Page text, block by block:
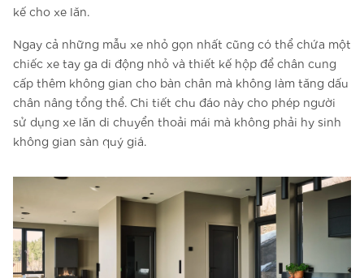
kế cho xe lăn.
Ngay cả những mẫu xe nhỏ gọn nhất cũng có thể chứa một
chiếc xe tay ga di động nhỏ và thiết kế hộp để chân cung
cấp thêm không gian cho bàn chân mà không làm tăng dấu
chân nâng tổng thể. Chi tiết chu đáo này cho phép người
sử dụng xe lăn di chuyển thoải mái mà không phải hy sinh
không gian sàn quý giá.